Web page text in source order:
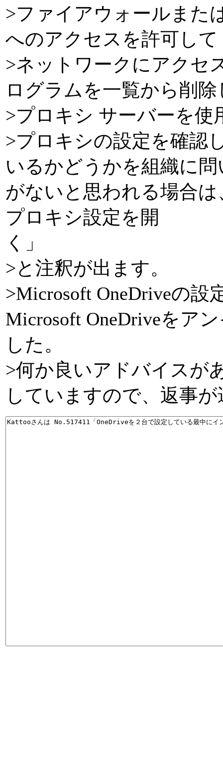
>ファイアウォールまた
へのアクセスを許可し
>ネットワークにアクセ
ログラムを一覧から削
>プロキシ サーバーを使
>プロキシの設定を確認
いるかどうかを組織に
がないと思われる場合
プロキシ設定を開
>と注釈が出ます。
>Microsoft OneDriveの
Microsoft OneDriveをア
した。
>何か良いアドバイスが
していますので、返事